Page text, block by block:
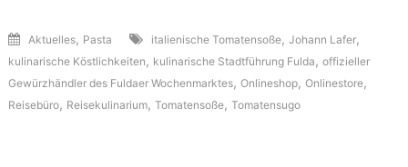
Aktuelles, Pasta italienische Tomatensoße, Johann Lafer,
kulinarische Köstlichkeiten, kulinarische Stadtführung Fulda, offizieller
Gewürzhändler des Fuldaer Wochenmarktes, Onlineshop, Onlinestore,
Reisebüro, Reisekulinarium, Tomatensoße, Tomatensugo